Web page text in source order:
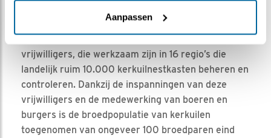
Aanpassen
gegevens’. De stichting is een overkoepelende
landelijke organisatie met ongeveer 1.000
vrijwilligers, die werkzaam zijn in 16 regio’s die
landelijk ruim 10.000 kerkuilnestkasten beheren en
controleren. Dankzij de inspanningen van deze
vrijwilligers en de medewerking van boeren en
burgers is de broedpopulatie van kerkuilen
toegenomen van ongeveer 100 broedparen eind